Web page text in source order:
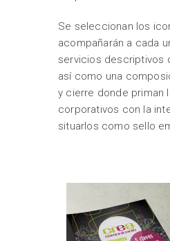
Se seleccionan los
acompañarán a cada
servicios descriptivos
así como una
y cierre donde priman
corporativos con la
situarlos como sello